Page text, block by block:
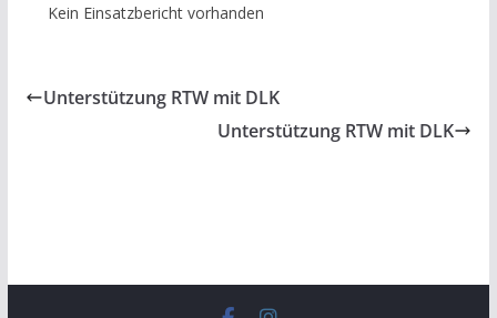
Kein Einsatzbericht vorhanden
Unterstützung RTW mit DLK
Unterstützung RTW mit DLK